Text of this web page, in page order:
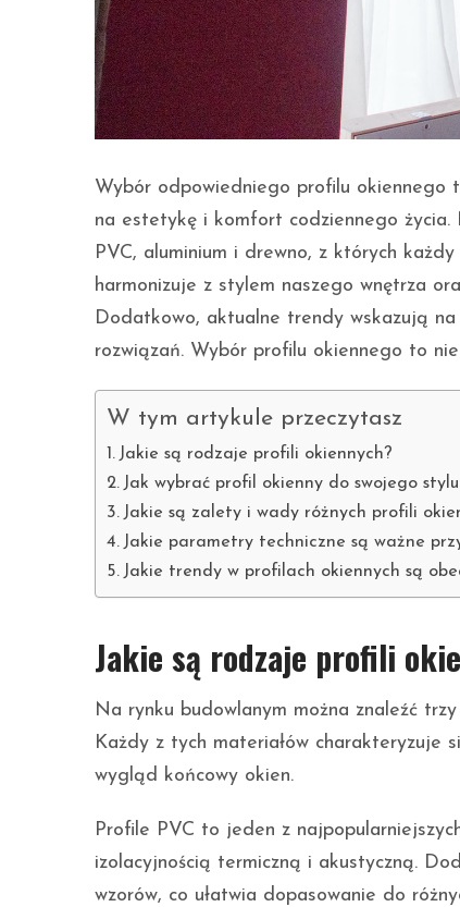
Wybór odpowiedniego profilu okiennego
na estetykę i komfort codziennego życia.
PVC, aluminium i drewno, z których
harmonizuje z stylem naszego wnętrza
Dodatkowo, aktualne trendy wskazują na
rozwiązań. Wybór profilu okiennego to
W tym artykule przeczytasz
Jakie są rodzaje profili okiennych?
Jak wybrać profil okienny do swojego
Jakie są zalety i wady różnych profili
Jakie parametry techniczne są ważne
Jakie trendy w profilach okiennych są
Jakie są rodzaje profili
Na rynku budowlanym można znaleźć
Każdy z tych materiałów charakteryzuje
wygląd końcowy okien.
Profile PVC to jeden z
izolacyjnością termiczną i akustyczną.
wzorów, co ułatwia dopasowanie do